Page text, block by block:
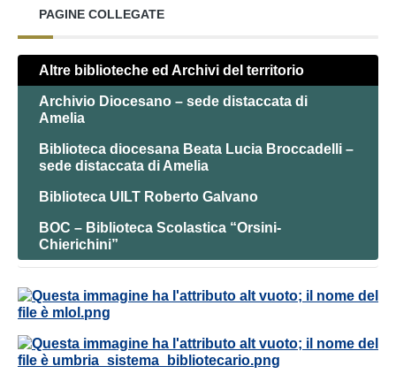
PAGINE COLLEGATE
Altre biblioteche ed Archivi del territorio
Archivio Diocesano – sede distaccata di
Amelia
Biblioteca diocesana Beata Lucia Broccadelli –
sede distaccata di Amelia
Biblioteca UILT Roberto Galvano
BOC – Biblioteca Scolastica “Orsini-
Chierichini”